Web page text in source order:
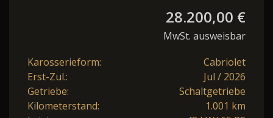
28.200,00 €
MwSt. ausweisbar
Karosserieform:
Cabriolet
Erst-Zul.:
Jul / 2026
Getriebe:
Schaltgetriebe
Kilometerstand:
1.001 km